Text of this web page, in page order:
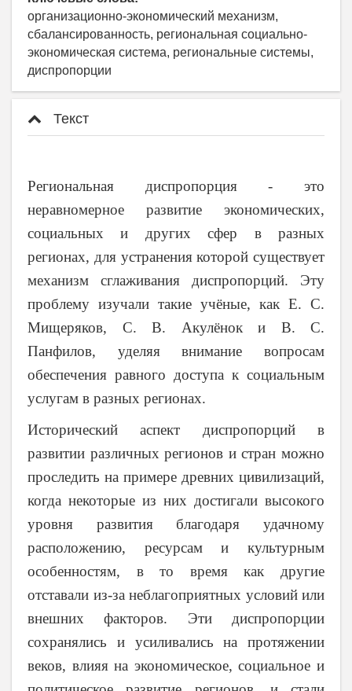
организационно-экономический механизм,
сбалансированность, региональная социально-
экономическая система, региональные системы,
диспропорции
Текст
Региональная диспропорция - это
неравномерное развитие экономических,
социальных и других сфер в разных
регионах, для устранения которой существует
механизм сглаживания диспропорций. Эту
проблему изучали такие учёные, как Е. С.
Мищеряков, С. В. Акулёнок и В. С.
Панфилов, уделяя внимание вопросам
обеспечения равного доступа к социальным
услугам в разных регионах.
Исторический аспект диспропорций в
развитии различных регионов и стран можно
проследить на примере древних цивилизаций,
когда некоторые из них достигали высокого
уровня развития благодаря удачному
расположению, ресурсам и культурным
особенностям, в то время как другие
отставали из-за неблагоприятных условий или
внешних факторов. Эти диспропорции
сохранялись и усиливались на протяжении
веков, влияя на экономическое, социальное и